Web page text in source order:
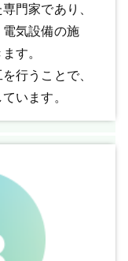
門家であり、
気設備の施
す。
行うことで、
います。